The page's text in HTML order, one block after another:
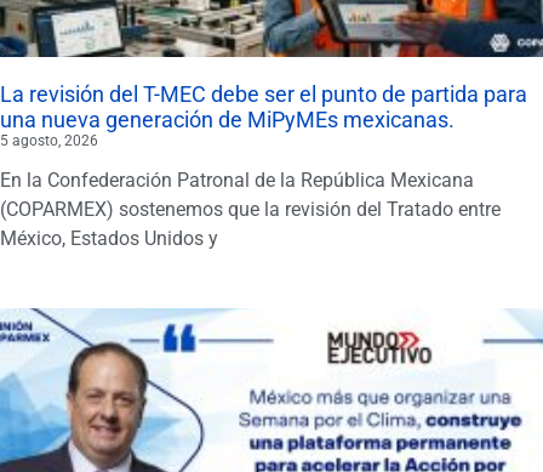
La revisión del T-MEC debe ser el punto de partida para
una nueva generación de MiPyMEs mexicanas.
5 agosto, 2026
En la Confederación Patronal de la República Mexicana
(COPARMEX) sostenemos que la revisión del Tratado entre
México, Estados Unidos y